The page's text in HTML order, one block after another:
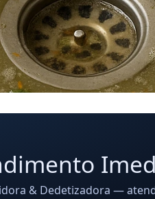
& Dedetizadora —